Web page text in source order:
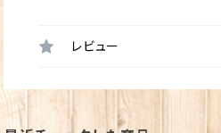
レビュー